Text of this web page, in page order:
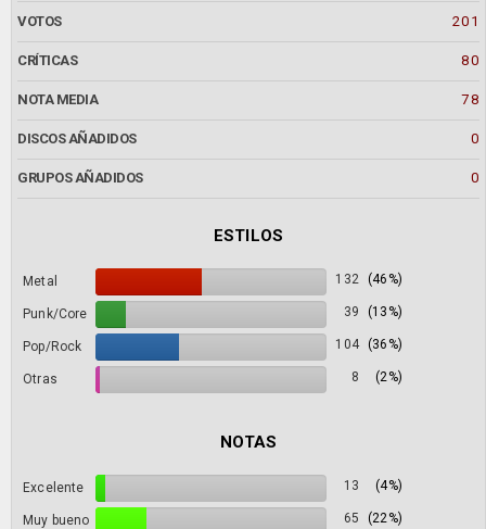
VOTOS 201
CRÍTICAS 80
NOTA MEDIA 78
DISCOS AÑADIDOS 0
GRUPOS AÑADIDOS 0
ESTILOS
Metal 132 (46%)
Punk/Core 39 (13%)
Pop/Rock 104 (36%)
Otras 8 (2%)
NOTAS
Excelente 13 (4%)
Muy bueno 65 (22%)